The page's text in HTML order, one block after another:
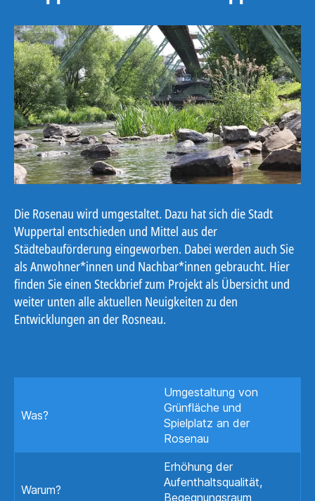
Die Rosenau wird umgestaltet. Dazu hat sich die Stadt
Wuppertal entschieden und Mittel aus der
Städtebauförderung eingeworben. Dabei werden auch Sie
als Anwohner*innen und Nachbar*innen gebraucht. Hier
finden Sie einen Steckbrief zum Projekt als Übersicht und
weiter unten alle aktuellen Neuigkeiten zu den
Entwicklungen an der Rosneau.
Was?
Umgestaltung von
Grünfläche und
Spielplatz an der
Rosenau
Warum?
Erhöhung der
Aufenthaltsqualität,
Begegnungsraum